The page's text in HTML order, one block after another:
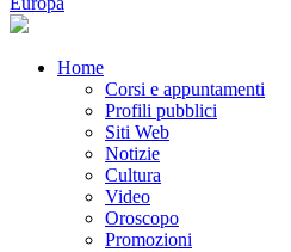
Home
Corsi e appuntamenti
Profili pubblici
Siti Web
Notizie
Cultura
Video
Oroscopo
Promozioni